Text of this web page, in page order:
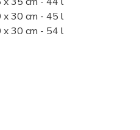
x 30 cm - 45 l
x 30 cm - 54 l